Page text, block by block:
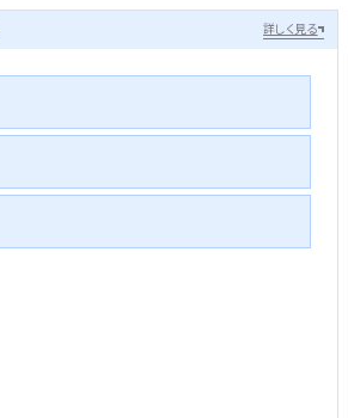
詳しく見る